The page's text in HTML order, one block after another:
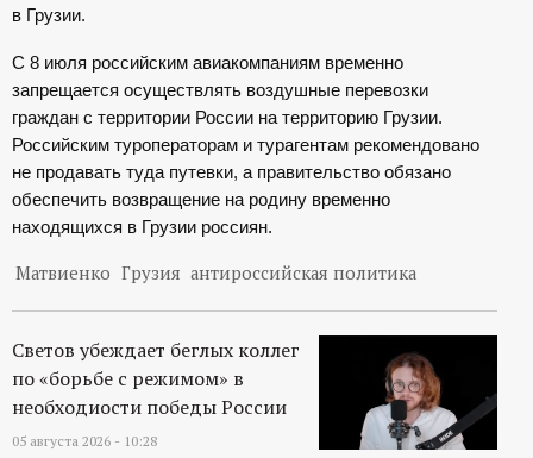
н
ы
й
п
р
т
а
в Грузии.
С 8 июля российским авиакомпаниям временно
запрещается осуществлять воздушные перевозки
граждан с территории России на территорию Грузии.
Российским туроператорам и турагентам рекомендовано
не продавать туда путевки, а правительство обязано
обеспечить возвращение на родину временно
находящихся в Грузии россиян.
Матвиенко Грузия антироссийская политика
Светов убеждает беглых коллег
по «борьбе с режимом» в
необходиости победы России
05 августа 2026 - 10:28